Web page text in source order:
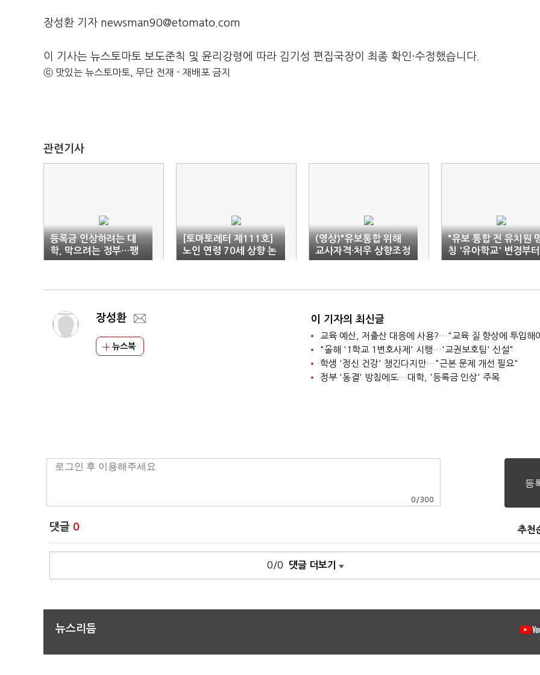
장성환 기자 newsman90@etomato.com
이 기사는 뉴스토마토 보도준칙 및 윤리강령에 따라 김기성 편집국장이 최종 확인·수정했습니다.
ⓒ 맛있는 뉴스토마토, 무단 전재 - 재배포 금지
관련기사
등록금 인상하려는 대
학, 막으려는 정부…팽
팽한 신경전
[토마토레터 제111호]
노인 연령 70세 상향 논
란 총정리
(영상)"유보통합 위해
교사자격·처우 상향조정
해야"
"유보 통합 전 유치원
칭 '유아학교' 변경부
장성환
뉴스북
이 기자의 최신글
교육 예산, 저출산 대응에 사용?…"교육 질 향상에 투입해
"올해 '1학교 1변호사제' 시행…'교권보호팀' 신설"
학생 '정신 건강' 챙긴다지만…"근본 문제 개선 필요"
정부 '동결' 방침에도…대학, '등록금 인상' 주목
0 /300
댓글 0 추천
0/0 댓글 더보기
뉴스리듬